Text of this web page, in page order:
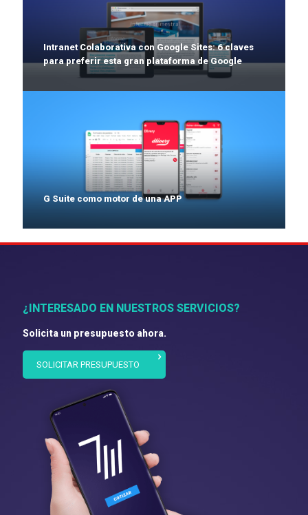
Intranet Colaborativa con Google Sites: 6 claves
para preferir esta gran plataforma de Google
G Suite como motor de una APP
¿INTERESADO EN NUESTROS SERVICIOS?
Solicita un presupuesto ahora.
SOLICITAR PRESUPUESTO